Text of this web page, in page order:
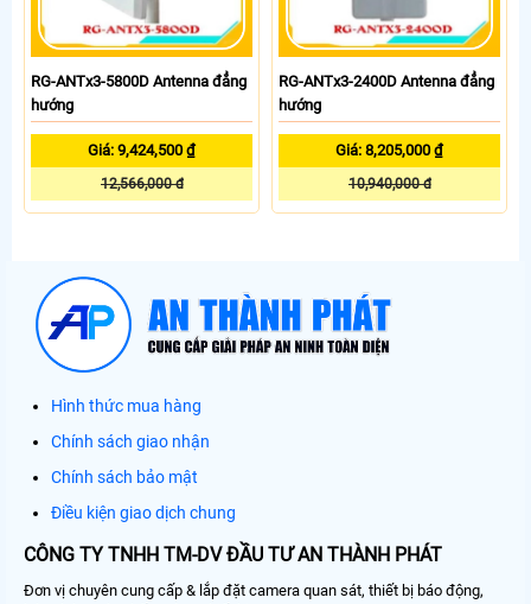
RG-ANTx3-5800D Antenna đẳng
hướng
Giá: 9,424,500 ₫
12,566,000 đ
RG-ANTx3-2400D Antenna đẳng
hướng
Giá: 8,205,000 ₫
10,940,000 đ
Hình thức mua hàng
Chính sách giao nhận
Chính sách bảo mật
Điều kiện giao dịch chung
CÔNG TY TNHH TM-DV ĐẦU TƯ AN THÀNH PHÁT
Đơn vị chuyên cung cấp & lắp đặt camera quan sát, thiết bị báo động,